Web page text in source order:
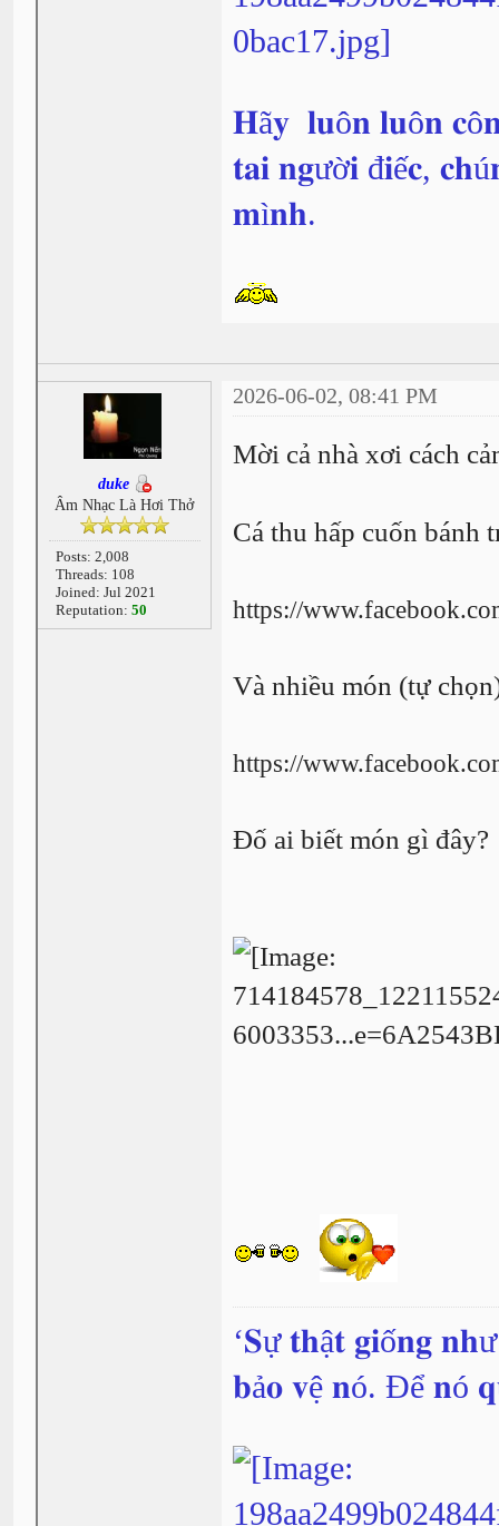
𝐇ã𝐲 𝐥𝐮ô𝐧 𝐥𝐮ô𝐧
𝐭𝐚𝐢 𝐧𝐠ườ𝐢 đ𝐢ế𝐜,
𝐦ì𝐧𝐡.
duke
Âm Nhạc Là Hơi Thở
Posts: 2,008
Threads: 108
Joined: Jul 2021
Reputation: 50
2026-06-02, 08:41 PM
Mời cả nhà xơi cách
Cá thu hấp cuốn bánh
https://
Và nhiều món (tự
https://
Đố ai biết món gì
‘𝐒ự 𝐭𝐡ậ𝐭 𝐠𝐢ố𝐧𝐠
𝐛ả𝐨 𝐯ệ 𝐧ó. Để 𝐧ó